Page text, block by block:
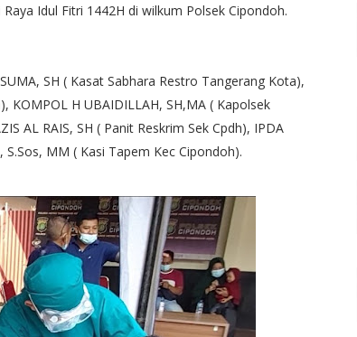
Idul Fitri 1442H di wilkum Polsek Cipondoh.
SH ( Kasat Sabhara Restro Tangerang Kota),
KOMPOL H UBAIDILLAH, SH,MA ( Kapolsek
AL RAIS, SH ( Panit Reskrim Sek Cpdh), IPDA
S.Sos, MM ( Kasi Tapem Kec Cipondoh).